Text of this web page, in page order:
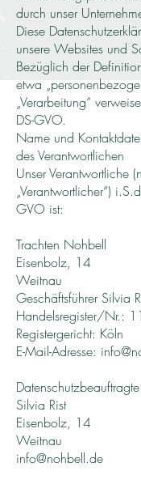
durch unser
Diese
unsere Websites und
Bezüglich der
etwa
„Verarbeitung“
DS-GVO.
Name und
des Verantwortlichen
Unser Verantwortliche
„Verantwortlicher“)
GVO ist:
Trachten Nohbell
Eisenbolz, 14
Weitnau
Geschäftsführer Silvia
Handelsregister/Nr.:
Registergericht: Köln
E-Mail-Adresse:
Datenschutzbeauftragte
Silvia Rist
Eisenbolz, 14
Weitnau
info@nohbell.de